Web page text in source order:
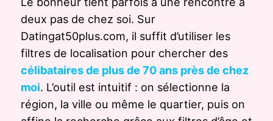
deux pas de chez soi. Sur
Datingat50plus.com, il suffit d’utiliser les
filtres de localisation pour chercher des
célibataires de plus de 70 ans près de chez
moi. L’outil est intuitif : on sélectionne la
région, la ville ou même le quartier, puis on